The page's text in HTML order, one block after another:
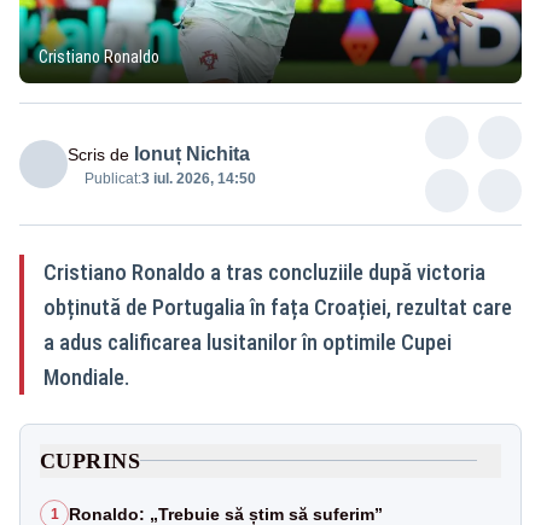
Cristiano Ronaldo
Scris de Ionuț Nichita
Publicat:3 iul. 2026, 14:50
Cristiano Ronaldo a tras concluziile după victoria
obținută de Portugalia în fața Croației, rezultat care
a adus calificarea lusitanilor în optimile Cupei
Mondiale.
CUPRINS
1 Ronaldo: „Trebuie să știm să suferim”